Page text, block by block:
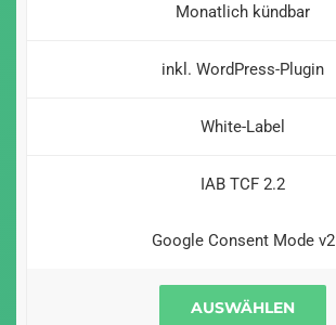
Monatlich kündbar
inkl. WordPress-Plugin
White-Label
IAB TCF 2.2
Google Consent Mode v2
AUSWÄHLEN